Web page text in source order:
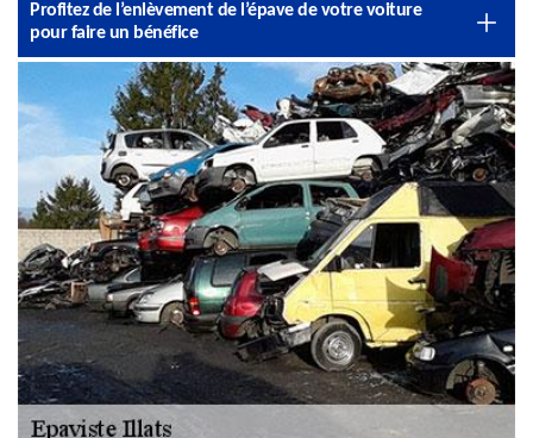
Profitez de l’enlèvement de l’épave de votre voiture
pour faire un bénéfice